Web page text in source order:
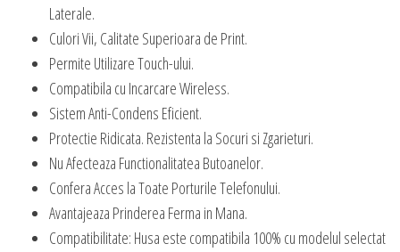
Laterale.
Culori Vii, Calitate Superioara de Print.
Permite Utilizare Touch-ului.
Compatibila cu Incarcare Wireless.
Sistem Anti-Condens Eficient.
Protectie Ridicata. Rezistenta la Socuri si Zgarieturi.
Nu Afecteaza Functionalitatea Butoanelor.
Confera Acces la Toate Porturile Telefonului.
Avantajeaza Prinderea Ferma in Mana.
Compatibilitate: Husa este compatibila 100% cu modelul selectat